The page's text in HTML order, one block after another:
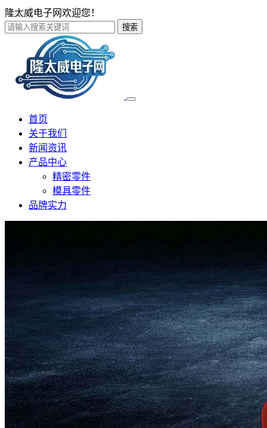
隆太威电子网欢迎您！
搜索
首页
关于我们
新闻资讯
产品中心
精密零件
模具零件
品牌实力